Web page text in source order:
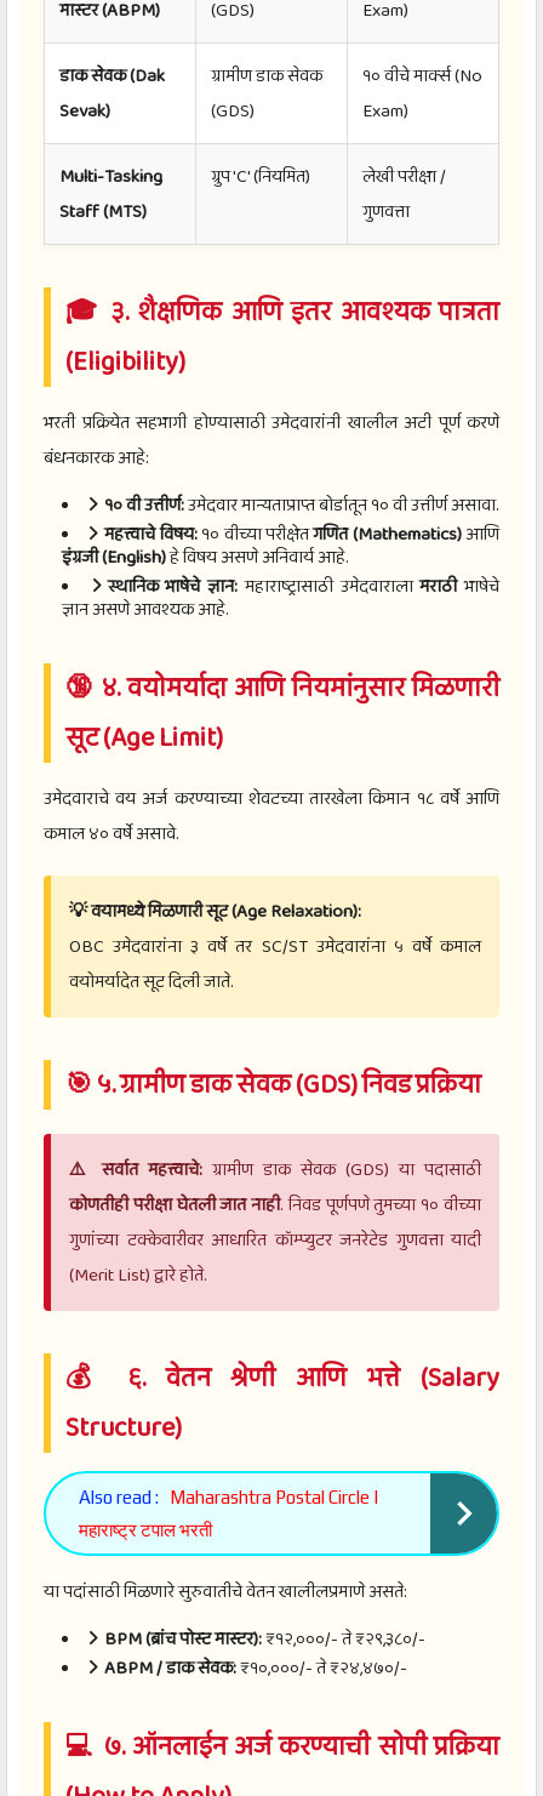
मास्टर (ABPM) (GDS) Exam)
डाक सेवक (Dak
Sevak)
ग्रामीण डाक सेवक
(GDS)
१० वीचे मार्क्स (No
Exam)
Multi-Tasking
Staff (MTS)
ग्रुप 'C' (नियमित)
लेखी परीक्षा /
गुणवत्ता
🎓 ३. शैक्षणिक आणि इतर आवश्यक पात्रता
(Eligibility)
भरती प्रक्रियेत सहभागी होण्यासाठी उमेदवारांनी खालील अटी पूर्ण करणे
बंधनकारक आहे:
१० वी उत्तीर्ण:उमेदवार मान्यताप्राप्त बोर्डातून १० वी उत्तीर्ण असावा.
महत्त्वाचे विषय:१० वीच्या परीक्षेतगणित (Mathematics)आणि
इंग्रजी (English)हे विषय असणे अनिवार्य आहे.
स्थानिक भाषेचे ज्ञान: महाराष्ट्रासाठी उमेदवारालामराठीभाषेचे
ज्ञान असणे आवश्यक आहे.
🔞 ४. वयोमर्यादा आणि नियमांनुसार मिळणारी
सूट (Age Limit)
उमेदवाराचे वय अर्ज करण्याच्या शेवटच्या तारखेला किमान १८ वर्षे आणि
कमाल ४० वर्षे असावे.
💡 वयामध्ये मिळणारी सूट (Age Relaxation):
OBC उमेदवारांना ३ वर्षे तर SC/ST उमेदवारांना ५ वर्षे कमाल
वयोमर्यादेत सूट दिली जाते.
🎯 ५. ग्रामीण डाक सेवक (GDS) निवड प्रक्रिया
⚠️ सर्वात महत्त्वाचे: ग्रामीण डाक सेवक (GDS) या पदासाठी
कोणतीही परीक्षा घेतली जात नाही. निवड पूर्णपणे तुमच्या १० वीच्या
गुणांच्या टक्केवारीवर आधारित कॉम्प्युटर जनरेटेड गुणवत्ता यादी
(Merit List) द्वारे होते.
💰 ६. वेतन श्रेणी आणि भत्ते (Salary
Structure)
Also read :
Maharashtra Postal Circle |
महाराष्ट्र टपाल भरती
या पदांसाठी मिळणारे सुरुवातीचे वेतन खालीलप्रमाणे असते:
BPM (ब्रांच पोस्ट मास्टर):₹१२,०००/- ते ₹२९,३८०/-
ABPM / डाक सेवक:₹१०,०००/- ते ₹२४,४७०/-
💻 ७. ऑनलाईन अर्ज करण्याची सोपी प्रक्रिया